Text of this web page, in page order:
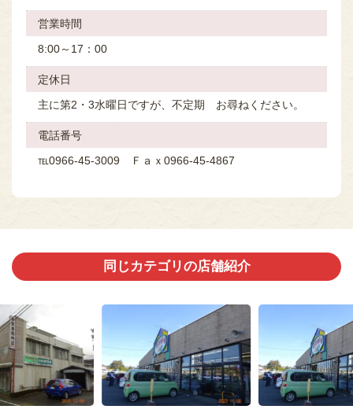
営業時間
8:00～17：00
定休⽇
主に第2・3水曜日ですが、不定期 お尋ねください。
電話番号
℡0966-45-3009 Ｆａｘ0966-45-4867
同じカテゴリの店舗紹介